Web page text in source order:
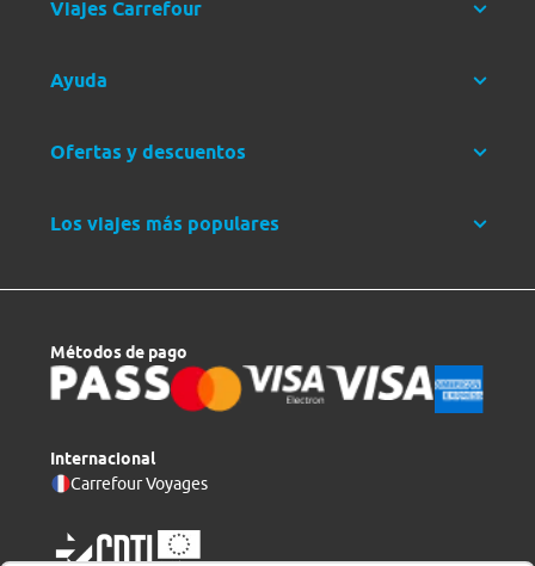
Viajes Carrefour
Ayuda
Ofertas y descuentos
Los viajes más populares
Métodos de pago
Internacional
Carrefour Voyages